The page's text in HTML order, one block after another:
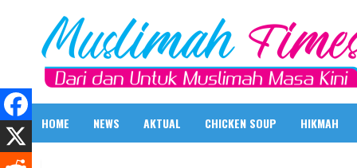
content
HOME NEWS AKTUAL CHICKEN SOUP HIKMAH